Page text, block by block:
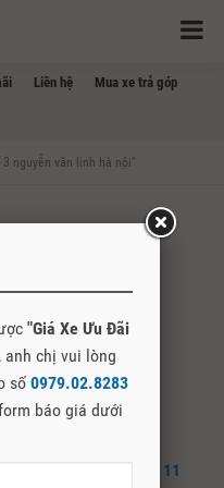
Liên hệ Mua xe trả góp
nguyễn văn linh hà nội"
Xe Ford trong tháng 11
"Giá Xe Ưu Đãi
, anh chị vui lòng
số 0979.02.8283
báo giá dưới